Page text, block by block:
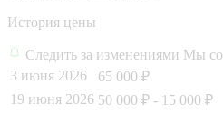
История цены
Следить за изменениями Мы
3 июня 2026
65 000 ₽
19 июня 2026 50 000 ₽ - 15 000 ₽